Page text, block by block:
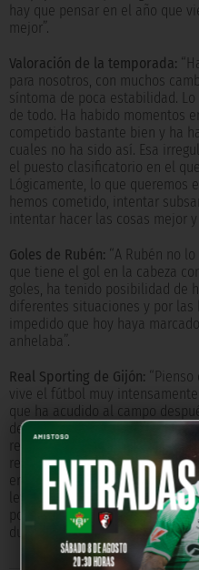
hay que pensar en el año que
mejor”.
Valoración de la temporada:
para nosotros, con muchos
síntoma de poca estabilidad.
de todo. Ha habido momentos
competido bastante bien y ha
cuales no ha sido así. Esa
el puesto clasificatorio en el
Lógicamente, lo que queremos
hemos cometido, intentar
intentar hacer las cosas mejor
Goles de Rubén: “A Rubén no
que tiene el gol en la cabeza
goles, ha tenido posibilidad de
diferentes situaciones y por las
impedido que hoy haya
anhelaba”.
Real Sporting de Gijón:
vive el fútbol muy
que ha acudido al campo
desgracia, tuviera un mal año.
resultados son un accidente del
reciben esos accidentes
errores e intentar corregirlos y
levantarse lo antes posible. No
porque las lamentaciones en el
duraderas”. ?